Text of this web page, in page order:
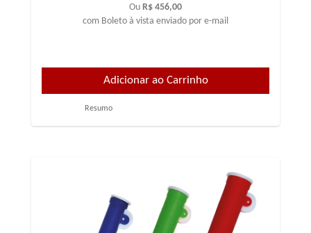
Ou R$ 456,00
com Boleto à vista enviado por e-mail
Resumo